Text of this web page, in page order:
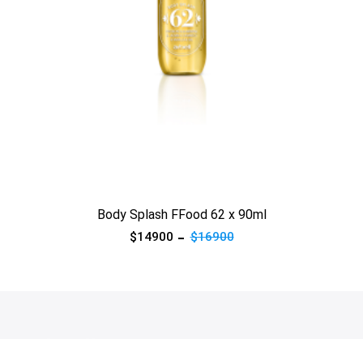
Body Splash FFood 62 x 90ml
$14900 $16900